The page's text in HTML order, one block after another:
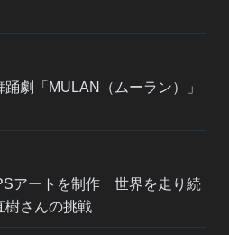
踊劇「MULAN（ムーラン）」
アートを制作 世界を走り続
樹さんの挑戦